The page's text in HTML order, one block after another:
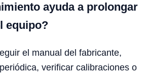
ayuda a prolongar
equipo?
el manual del fabricante,
verificar calibraciones o